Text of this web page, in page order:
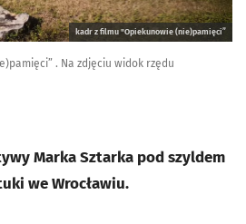
kadr z filmu "Opiekunowie (nie)pamięci”
. Na zdjęciu widok rzędu
Marka Sztarka pod szyldem
we Wrocławiu.